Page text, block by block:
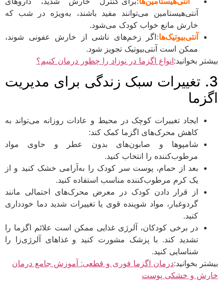
آنتی‌هیستامین می‌توانند مفید باشند، به‌ویژه در شب که
خارش مانع خواب کودک می‌شود.
آنتی‌بیوتیک‌ها:اگر زخم‌های ناشی از خارش عفونی شوند،
ممکن است آنتی‌بیوتیک تجویز شود.
بیشتر بخوانید:انواع اگزما در نوزاد را چطور درمان کنیم؟
3. تغییرات سبک زندگی برای مدیریت
اگزما
ایجاد تغییرات کوچک در محیط و عادات روزانه می‌تواند به
کاهش محرک‌های اگزما کمک کند:
شامپوها و صابون‌های بدون عطر و حاوی مواد
مرطوب‌کننده را انتخاب کنید.
بعد از حمام، پوست سر کودک را به‌آرامی خشک کنید و از
یک کرم مرطوب‌کننده مناسب استفاده کنید.
از قرار دادن کودک در معرض محرک‌های احتمالی مانند
گردوغبار، مواد شوینده قوی یا تغییرات شدید دما خودداری
کنید.
در برخی کودکان، آلرژی غذایی ممکن است علائم اگزما را
تشدید کند. با پزشک مشورت کنید و غذاهای آلرژی‌زا را
شناسایی کنید.
بیشتر بخوانید:درمان اگزما فوری و قطعی: آموزش جامع درمان
خارش و خشکی پوست